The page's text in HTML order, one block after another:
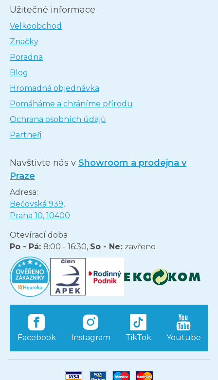
Užitečné informace
Velkoobchod
Značky
Poradna
Blog
Hromadná objednávka
Pomáháme a chráníme přírodu
Ochrana osobních údajů
Partneři
Navštivte nás v Showroom a prodejna v
Praze
Adresa:
Bečovská 939,
Praha 10, 10400
Otevírací doba
Po - Pá: 8:00 - 16:30, So - Ne: zavřeno
Facebook Instagram TikTok Youtube